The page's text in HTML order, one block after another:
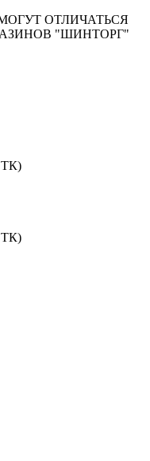
ОТЛИЧАТЬСЯ
"ШИНТОРГ"
ТК)
ТК)